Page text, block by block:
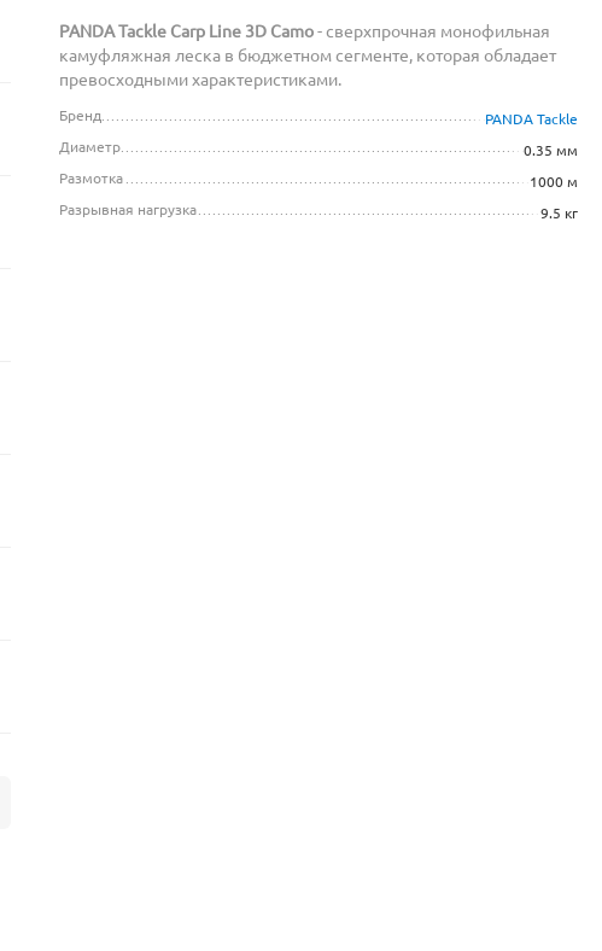
PANDA Tackle Carp Line 3D Camo- сверхпрочная монофильная
камуфляжная леска в бюджетном сегменте, которая обладает
превосходными характеристиками.
Бренд
PANDA Tackle
Диаметр
0.35 мм
Размотка
1000 м
Разрывная нагрузка
9.5 кг